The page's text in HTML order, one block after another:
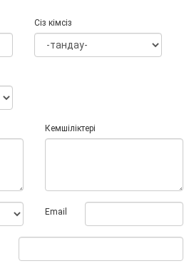
Сіз кімсіз
Кемшіліктері
Email